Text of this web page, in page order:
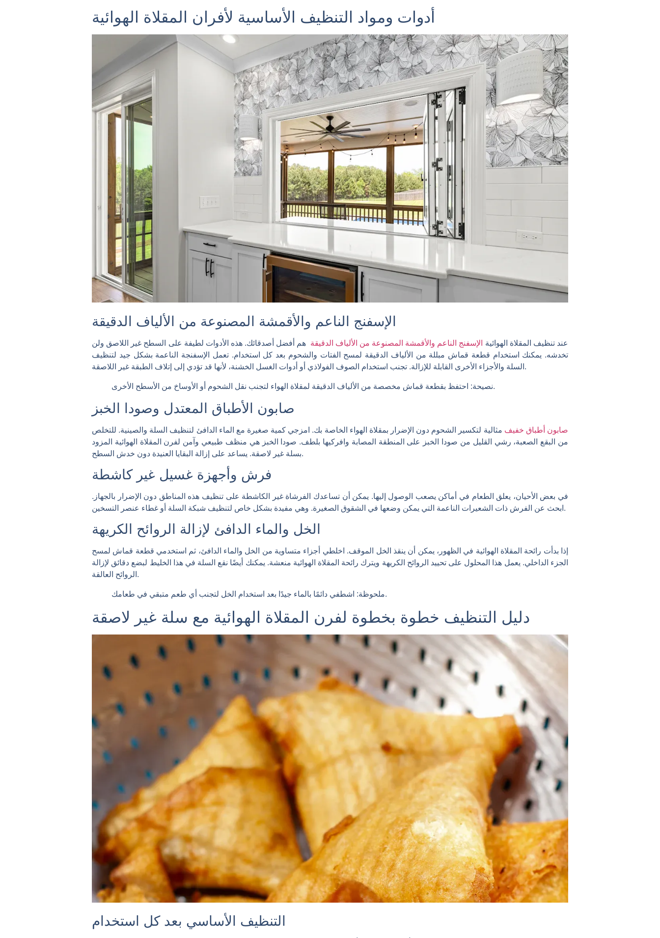
أدوات ومواد التنظيف الأساسية لأفران المقلاة الهوائية
الإسفنج الناعم والأقمشة المصنوعة من الألياف الدقيقة
عند تنظيف المقلاة الهوائية الإسفنج الناعم والأقمشة المصنوعة من الألياف الدقيقة هم أفضل أصدقائك. هذه الأدوات لطيفة على السطح غير اللاصق ولن
تخدشه. يمكنك استخدام قطعة قماش مبللة من الألياف الدقيقة لمسح الفتات والشحوم بعد كل استخدام. تعمل الإسفنجة الناعمة بشكل جيد لتنظيف
السلة والأجزاء الأخرى القابلة للإزالة. تجنب استخدام الصوف الفولاذي أو أدوات الغسل الخشنة، لأنها قد تؤدي إلى إتلاف الطبقة غير اللاصقة.
نصيحة:احتفظ بقطعة قماش مخصصة من الألياف الدقيقة لمقلاة الهواء لتجنب نقل الشحوم أو الأوساخ من الأسطح الأخرى.
صابون الأطباق المعتدل وصودا الخبز
صابون أطباق خفيف مثالية لتكسير الشحوم دون الإضرار بمقلاة الهواء الخاصة بك. امزجي كمية صغيرة مع الماء الدافئ لتنظيف السلة والصينية. للتخلص
من البقع الصعبة، رشي القليل من صودا الخبز على المنطقة المصابة وافركيها بلطف. صودا الخبز هي منظف طبيعي وآمن لفرن المقلاة الهوائية المزود
بسلة غير لاصقة. يساعد على إزالة البقايا العنيدة دون خدش السطح.
فرش وأجهزة غسيل غير كاشطة
في بعض الأحيان، يعلق الطعام في أماكن يصعب الوصول إليها. يمكن أن تساعدك الفرشاة غير الكاشطة على تنظيف هذه المناطق دون الإضرار بالجهاز.
ابحث عن الفرش ذات الشعيرات الناعمة التي يمكن وضعها في الشقوق الصغيرة. وهي مفيدة بشكل خاص لتنظيف شبكة السلة أو غطاء عنصر التسخين.
الخل والماء الدافئ لإزالة الروائح الكريهة
إذا بدأت رائحة المقلاة الهوائية في الظهور، يمكن أن ينقذ الخل الموقف. اخلطي أجزاء متساوية من الخل والماء الدافئ، ثم استخدمي قطعة قماش لمسح
الجزء الداخلي. يعمل هذا المحلول على تحييد الروائح الكريهة ويترك رائحة المقلاة الهوائية منعشة. يمكنك أيضًا نقع السلة في هذا الخليط لبضع دقائق لإزالة
الروائح العالقة.
ملحوظة:اشطفي دائمًا بالماء جيدًا بعد استخدام الخل لتجنب أي طعم متبقي في طعامك.
دليل التنظيف خطوة بخطوة لفرن المقلاة الهوائية مع سلة غير لاصقة
التنظيف الأساسي بعد كل استخدام